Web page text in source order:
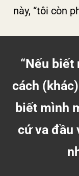
này, “tôi còn
“Nếu
cách
biết mình
cứ va đầu